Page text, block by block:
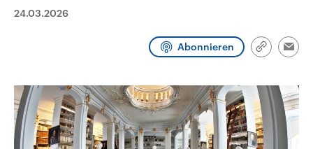
Wahl.
24.03.2026
Abonnieren
Link